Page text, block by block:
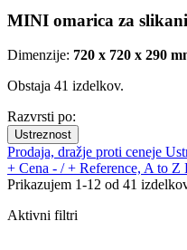
MINI omarica za
Dimenzije: 720 x 720 x 290
Obstaja 41 izdelkov.
Razvrsti po:
Ustreznost
Prodaja, dražje proti ceneje
+ Cena - / + Reference, A to Z
Prikazujem 1-12 od 41
Aktivni filtri